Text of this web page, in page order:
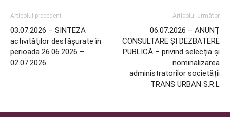
Articolul precedent
03.07.2026 – SINTEZA
activităţilor desfăşurate în
perioada 26.06.2026 –
02.07.2026
Articolul următor
06.07.2026 – ANUNȚ
CONSULTARE ȘI DEZBATERE
PUBLICĂ – privind selecția și
nominalizarea
administratorilor societății
TRANS URBAN S.R.L